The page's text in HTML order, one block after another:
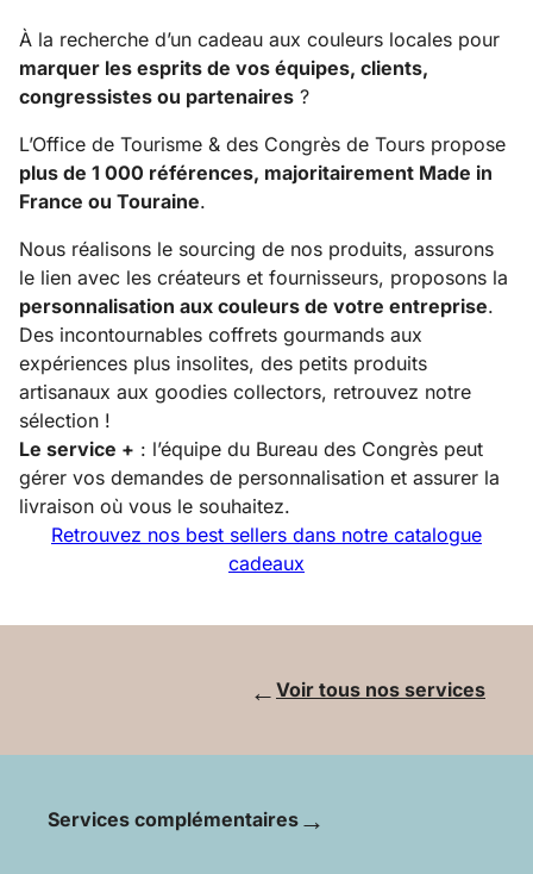
inspirations
Nos
références
Contactez-
nous
Nos
rendez-
À la recherche d’un cadeau aux couleurs locales pour
marquer les esprits de vos équipes, clients,
congressistes ou partenaires ?
L’Office de Tourisme & des Congrès de Tours propose
plus de 1 000 références, majoritairement Made in
France ou Touraine.
Nous réalisons le sourcing de nos produits, assurons
le lien avec les créateurs et fournisseurs, proposons la
personnalisation aux couleurs de votre entreprise.
Des incontournables coffrets gourmands aux
expériences plus insolites, des petits produits
artisanaux aux goodies collectors, retrouvez notre
sélection !
Le service + : l’équipe du Bureau des Congrès peut
gérer vos demandes de personnalisation et assurer la
livraison où vous le souhaitez.
Retrouvez nos best sellers dans notre catalogue
cadeaux
Voir tous nos services
←
Services complémentaires →